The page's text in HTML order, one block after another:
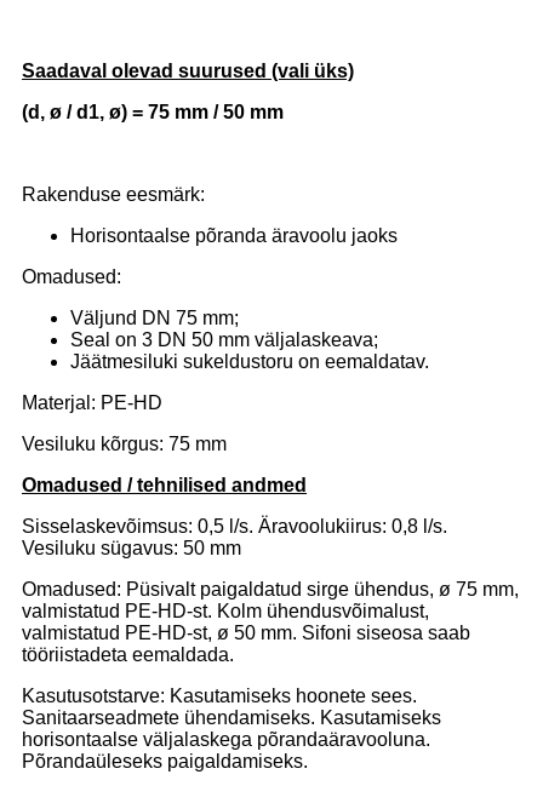
Saadaval olevad suurused (vali üks)
(d, ø / d1, ø) = 75 mm / 50 mm
Rakenduse eesmärk:
Horisontaalse põranda äravoolu jaoks
Omadused:
Väljund DN 75 mm;
Seal on 3 DN 50 mm väljalaskeava;
Jäätmesiluki sukeldustoru on eemaldatav.
Materjal: PE-HD
Vesiluku kõrgus: 75 mm
Omadused / tehnilised andmed
Sisselaskevõimsus: 0,5 l/s. Äravoolukiirus: 0,8 l/s.
Vesiluku sügavus: 50 mm
Omadused: Püsivalt paigaldatud sirge ühendus, ø 75 mm,
valmistatud PE-HD-st. Kolm ühendusvõimalust,
valmistatud PE-HD-st, ø 50 mm. Sifoni siseosa saab
tööriistadeta eemaldada.
Kasutusotstarve: Kasutamiseks hoonete sees.
Sanitaarseadmete ühendamiseks. Kasutamiseks
horisontaalse väljalaskega põrandaäravooluna.
Põrandaüleseks paigaldamiseks.